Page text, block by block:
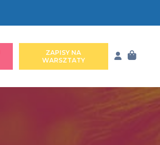
ZAPISY NA
WARSZTATY